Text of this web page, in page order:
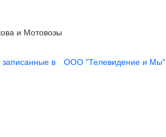
и Мотовозы
в ООО "Телевидение и Мы"